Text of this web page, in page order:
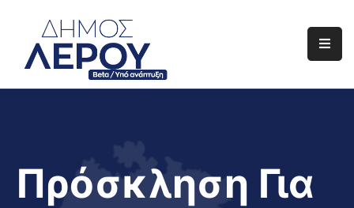
Αρχική
Διαφάνεια
Πρόσκληση Για